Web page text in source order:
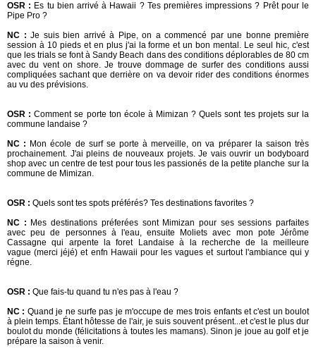
OSR : Es tu bien arrivé à Hawaii ? Tes premières impressions ? Prêt pour le
Pipe Pro ?
NC : Je suis bien arrivé à Pipe, on a commencé par une bonne première
session à 10 pieds et en plus j'ai la forme et un bon mental . Le seul hic, c'est
que les trials se font à Sandy Beach dans des conditions déplorables de 80 cm
avec du vent on shore. Je trouve dommage de surfer des conditions aussi
compliquées sachant que derrière on va devoir rider des conditions énormes
au vu des prévisions.
OSR :Comment se porte ton école à Mimizan ? Quels sont tes projets sur la
commune landaise ?
NC : Mon école de surf se porte à merveille, on va préparer la saison très
prochainement. J'ai pleins de nouveaux projets.Je vais ouvrir un bodyboard
shop avec un centre de test pour tous les passionés de la petite planche sur la
commune de Mimizan.
OSR : Quels sont tes spots préférés? Tes destinations favorites ?
NC : Mes destinations préferées sont Mimizan pour ses sessions parfaites
avec peu de personnes à l'eau, ensuite Moliets avec mon pote Jérôme
Cassagne qui arpente la foret Landaise à la recherche de la meilleure
vague (merci jéjé) et enfn Hawaii pour les vagues et surtout l'ambiance qui y
régne.
OSR : Que fais-tu quand tu n'es pas à l'eau ?
NC : Quand je ne surfe pas je m'occupe de mes trois enfants et c'est un boulot
à plein temps. Étant hôtesse de l'air, je suis souvent présent...et c'est le plus dur
boulot du monde (félicitations à toutes les mamans). Sinon je joue au golf et je
prépare la saison à venir.